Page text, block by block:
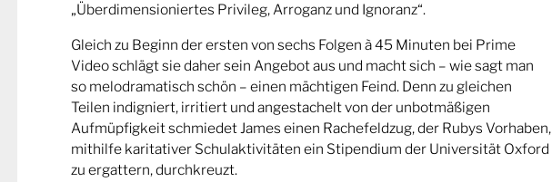
„Überdimensioniertes Privileg, Arroganz und Ignoranz“.
Gleich zu Beginn der ersten von sechs Folgen à 45 Minuten bei Prime
Video schlägt sie daher sein Angebot aus und macht sich – wie sagt man
so melodramatisch schön – einen mächtigen Feind. Denn zu gleichen
Teilen indigniert, irritiert und angestachelt von der unbotmäßigen
Aufmüpfigkeit schmiedet James einen Rachefeldzug, der Rubys Vorhaben,
mithilfe karitativer Schulaktivitäten ein Stipendium der Universität Oxford
zu ergattern, durchkreuzt.